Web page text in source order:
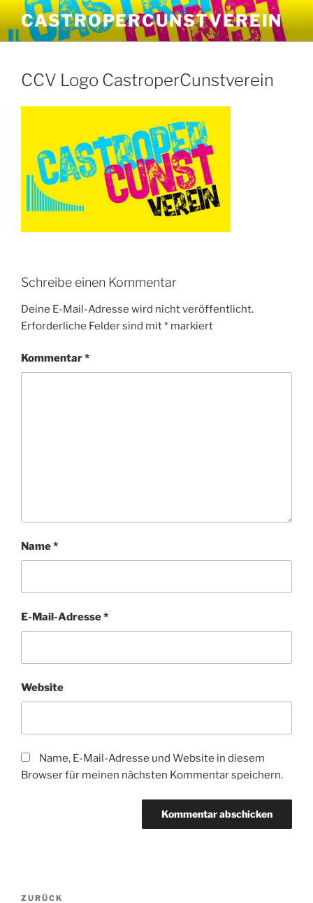
Inhalt
springen
CASTROPERCUNSTVEREIN
CCV Logo CastroperCunstverein
Schreibe einen Kommentar
Deine E-Mail-Adresse wird nicht veröffentlicht.
Erforderliche Felder sind mit* markiert
Kommentar*
Name*
E-Mail-Adresse*
Website
Name, E-Mail-Adresse und Website in diesem
Browser für meinen nächsten Kommentar speichern.
Beitragsnavigation
Vorheriger
ZURÜCK